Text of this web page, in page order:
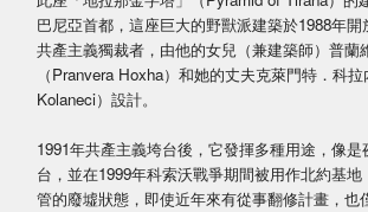
巴尼亞首都，這座巨大的野獸派建築於1988年
共產主義獨裁者，由他的女兒（兼建築師）普蘭
（Pranvera Hoxha）和她的丈夫克萊門特．科
Kolaneci）設計。
1991年共產主義垮台後，它發揮多種用途，像
台，並在1999年科索沃戰爭期間被用作北約基
管的廢墟狀態，即使近年來有從事翻修計畫，也